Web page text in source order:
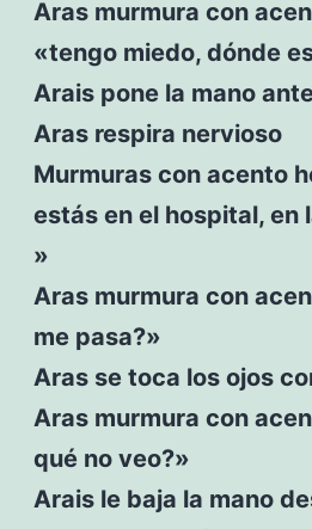
Aras murmura con
«tengo miedo, dónde
Arais pone la mano
Aras respira nervioso
Murmuras con acento
estás en el hospital, en
»
Aras murmura con
me pasa?»
Aras se toca los ojos
Aras murmura con
qué no veo?»
Arais le baja la mano